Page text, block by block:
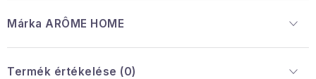
Márka ARÔME HOME
Termék értékelése (0)